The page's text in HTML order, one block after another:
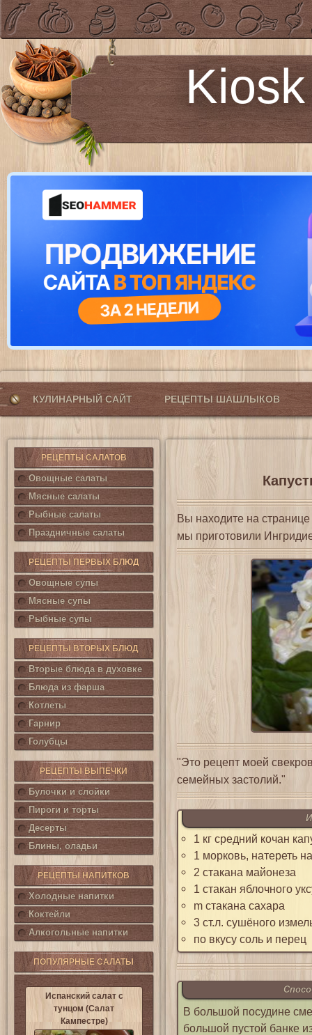
КУЛИНАРНЫЙ САЙТ РЕЦЕПТЫ ШАШЛЫКОВ
РЕЦЕПТЫ САЛАТОВ
Овощные салаты
Мясные салаты
Рыбные салаты
Праздничные салаты
РЕЦЕПТЫ ПЕРВЫХ БЛЮД
Овощные супы
Мясные супы
Рыбные супы
РЕЦЕПТЫ ВТОРЫХ БЛЮД
Вторые блюда в духовке
Блюда из фарша
Котлеты
Гарнир
Голубцы
РЕЦЕПТЫ ВЫПЕЧКИ
Булочки и слойки
Пироги и торты
Десерты
Блины, оладьи
РЕЦЕПТЫ НАПИТКОВ
Холодные напитки
Коктейли
Алкогольные напитки
ПОПУЛЯРНЫЕ САЛАТЫ
Испанский салат с
тунцом (Салат
Кампестре)
Вы находите на странице
мы приготовили
"Это рецепт моей
семейных застолий."
1 кг средний кочан
1 морковь, натереть
2 стакана майонеза
1 стакан яблочного
m стакана сахара
3 ст.л. сушёного
по вкусу соль и перец
В большой посудине
большой пустой банке